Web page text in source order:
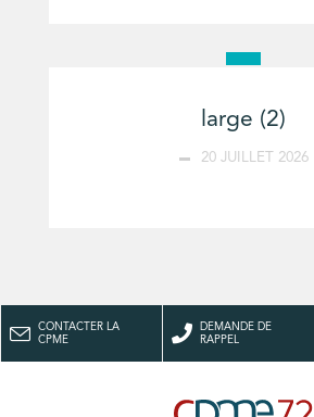
large (2)
20 JUILLET 2026
CONTACTER LA
CPME
DEMANDE DE
RAPPEL